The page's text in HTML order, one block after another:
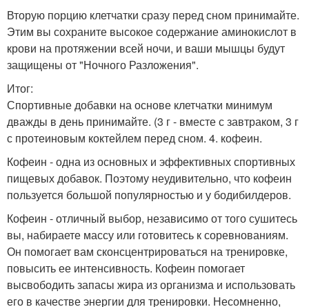
Вторую порцию клетчатки сразу перед сном принимайте.
Этим вы сохраните высокое содержание аминокислот в
крови на протяжении всей ночи, и ваши мышцы будут
защищены от "Ночного Разложения".
Итог:
Спортивные добавки на основе клетчатки минимум
дважды в день принимайте. (3 г - вместе с завтраком, 3 г
с протеиновым коктейлем перед сном. 4. кофеин.
Кофеин - одна из основных и эффективных спортивных
пищевых добавок. Поэтому неудивительно, что кофеин
пользуется большой популярностью и у бодибилдеров.
Кофеин - отличный выбор, независимо от того сушитесь
вы, набираете массу или готовитесь к соревнованиям.
Он помогает вам сконсцентрироваться на тренировке,
повысить ее интенсивность. Кофеин помогает
высвободить запасы жира из организма и использовать
его в качестве энергии для тренировки. Несомненно,